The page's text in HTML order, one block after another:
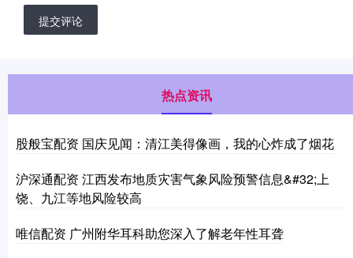
提交评论
热点资讯
股般宝配资 国庆见闻：清江美得像画，我的心炸成了烟花
沪深通配资 江西发布地质灾害气象风险预警信息&#32;上
饶、九江等地风险较高
唯信配资 广州附华耳科助您深入了解老年性耳聋